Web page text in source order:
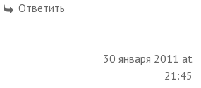
Ответить
30 января 2011 at
21:45